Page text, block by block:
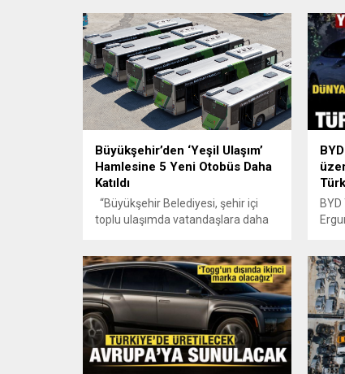
Büyükşehir’den ‘Yeşil Ulaşım’
Hamlesine 5 Yeni Otobüs Daha
Katıldı
“Büyükşehir Belediyesi, şehir içi
toplu ulaşımda vatandaşlara daha
taşıma filosuna 5 yeni hibrit otobüs
kazandırdı. Kahramanmaraş
Büyükşehir Belediyesi, şehir içi toplu
ulaşımda kaliteyi artırmak, çevreci
ve konforlu seyahat olanakları
sunmak amacıyla yatırımlarına hız
kesmeden devam ediyor. Bu
binin